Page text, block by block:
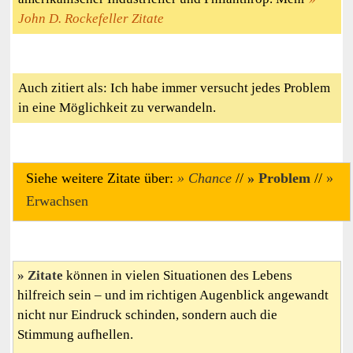
John D. Rockefeller Zitate
Auch zitiert als: Ich habe immer versucht jedes Problem
in eine Möglichkeit zu verwandeln.
Siehe weitere Zitate über: Chance // Problem //
Erwachsen
Zitate können in vielen Situationen des Lebens
hilfreich sein – und im richtigen Augenblick angewandt
nicht nur Eindruck schinden, sondern auch die
Stimmung aufhellen.